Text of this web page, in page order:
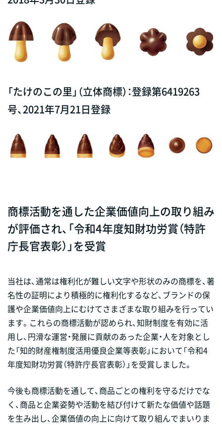
「たけのこの里」（立体商標）：登録第6419263
号、2021年7月21日登録
商標活動を通した企業価値向上の取り組み
が評価され、「令和4年度知財功労賞（特許
庁長官表彰）」を受賞
当社は、通常は権利化が難しい文字や形状のみの商標を、著
名性の証明により積極的に権利化するなど、ブランドの保
護や企業価値向上にむけてさまざまな取り組みを行ってい
ます。これらの商標活動が認められ、知財制度を有効に活
用し、円滑な運営・発展に貢献のあった企業・人を対象とし
た「知的財産権制度活用優良企業等表彰」において「令和4
年度知財功労賞（特許庁長官表彰）」を受賞しました。
今後も商標活動を通して、商品ごとの権利を守るだけでな
く、商品と企業姿勢や活動を結び付けて新たな価値や話題
を生み出し、企業価値の向上に向けて取り組んでまいりま